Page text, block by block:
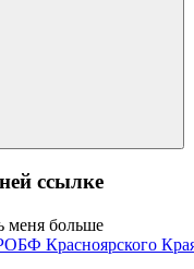
ссылке
меня больше
Красноярского